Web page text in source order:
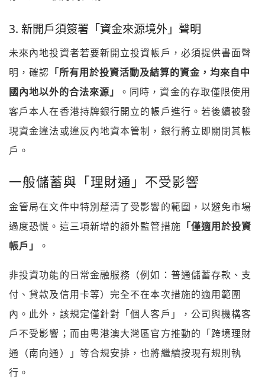
3. 新開戶須簽署「資金來源境外」聲明
未來內地投資者若要新開立投資帳戶，必須提供書面聲
明，確認 「所有用於投資活動及結算的資金，均來自中
國內地以外的合法來源」
。同時，資金的存取僅限使用
客戶本人在香港持牌銀行開立的帳戶進行。若後續被發
現資金違法或違反內地資本管制，銀行將立即關閉其帳
戶。
一般儲蓄與「理財通」不受影響
金管局在文件中特別釐清了受影響的範圍，以避免市場
過度恐慌。這三項新增的額外監管措施 「僅適用於投資
帳戶」
。
非投資功能的日常金融服務（例如：普通儲蓄存款、支
付、貸款及信用卡等）完全不在本次措施的適用範圍
內。此外，該規定僅針對「個人客戶」，公司與機構客
戶不受影響；而由粵港澳大灣區官方推動的「跨境理財
通（南向通）」等合規安排，也將繼續按現有規則執
行。